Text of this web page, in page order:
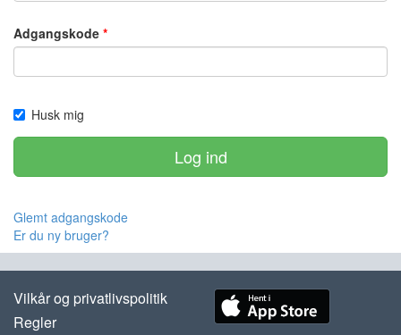
Adgangskode
Husk mig
Log ind
Glemt adgangskode
Er du ny bruger?
Vilkår og privatlivspolitik
Regler